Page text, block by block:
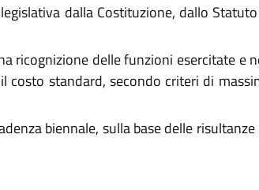
dalla Costituzione, dallo
ricognizione delle funzioni esercitate e
costo standard, secondo criteri di
biennale, sulla base delle